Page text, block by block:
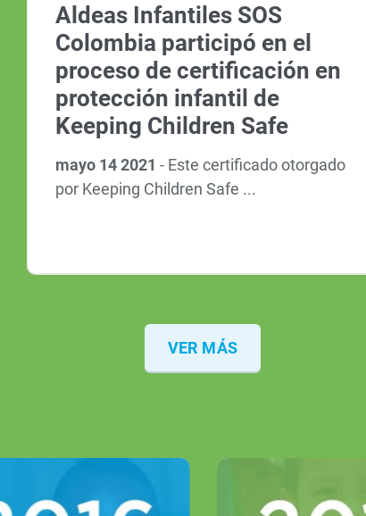
Aldeas Infantiles SOS
Colombia participó en el
proceso de certificación en
protección infantil de
Keeping Children Safe
mayo 14 2021 - Este certificado otorgado
por Keeping Children Safe ...
VER MÁS